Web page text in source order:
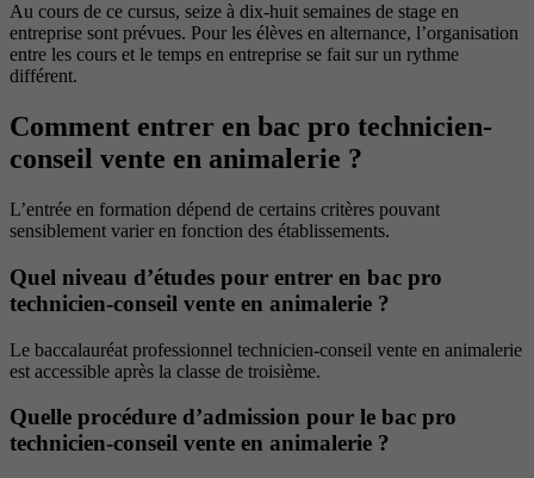
Au cours de ce cursus, seize à dix-huit semaines de stage en
entreprise sont prévues. Pour les élèves en alternance, l’organisation
entre les cours et le temps en entreprise se fait sur un rythme
différent.
Comment entrer en bac pro technicien-
conseil vente en animalerie ?
L’entrée en formation dépend de certains critères pouvant
sensiblement varier en fonction des établissements.
Quel niveau d’études pour entrer en bac pro
technicien-conseil vente en animalerie ?
Le baccalauréat professionnel technicien-conseil vente en animalerie
est accessible après la classe de troisième.
Quelle procédure d’admission pour le bac pro
technicien-conseil vente en animalerie ?